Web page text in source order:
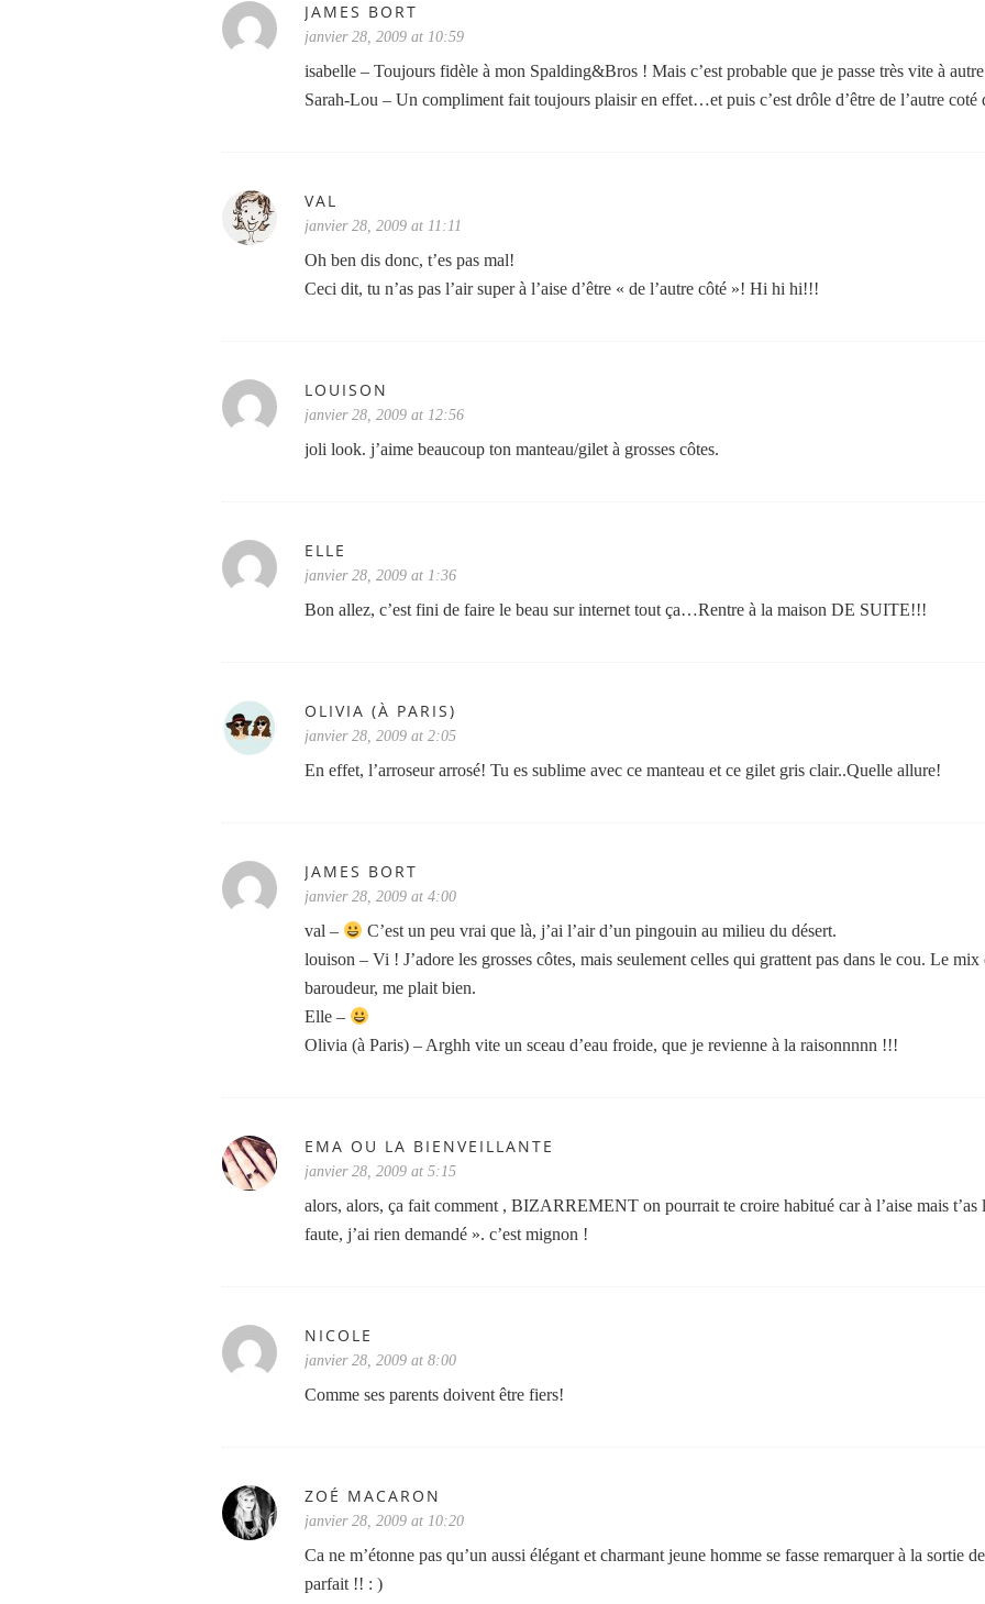
JAMES BORT
janvier 28, 2009 at 10:59
isabelle – Toujours fidèle à mon Spalding&Bros ! Mais c’est probable que je passe très vite à
Sarah-Lou – Un compliment fait toujours plaisir en effet…et puis c’est drôle d’être de l’autre coté
VAL
janvier 28, 2009 at 11:11
Oh ben dis donc, t’es pas mal!
Ceci dit, tu n’as pas l’air super à l’aise d’être « de l’autre côté »! Hi hi hi!!!
LOUISON
janvier 28, 2009 at 12:56
joli look. j’aime beaucoup ton manteau/gilet à grosses côtes.
ELLE
janvier 28, 2009 at 1:36
Bon allez, c’est fini de faire le beau sur internet tout ça…Rentre à la maison DE SUITE!!!
OLIVIA (À PARIS)
janvier 28, 2009 at 2:05
En effet, l’arroseur arrosé! Tu es sublime avec ce manteau et ce gilet gris clair..Quelle allure!
JAMES BORT
janvier 28, 2009 at 4:00
val –
C’est un peu vrai que là, j’ai l’air d’un pingouin au milieu du désert.
louison – Vi ! J’adore les grosses côtes, mais seulement celles qui grattent pas dans le cou. Le
baroudeur, me plait bien.
Elle –
Olivia (à Paris) – Arghh vite un sceau d’eau froide, que je revienne à la raisonnnnn !!!
EMA OU LA BIENVEILLANTE
janvier 28, 2009 at 5:15
alors, alors, ça fait comment , BIZARREMENT on pourrait te croire habitué car à l’aise mais t’as
faute, j’ai rien demandé ». c’est mignon !
NICOLE
janvier 28, 2009 at 8:00
Comme ses parents doivent être fiers!
ZOÉ MACARON
janvier 28, 2009 at 10:20
Ca ne m’étonne pas qu’un aussi élégant et charmant jeune homme se fasse remarquer à la sortie
parfait !! : )